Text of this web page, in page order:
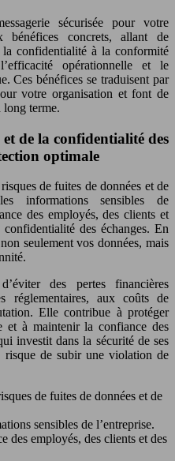
sécurisée pour votre
bénéfices concrets, allant de
confidentialité à la conformité
opérationnelle et le
Ces bénéfices se traduisent par
votre organisation et font de
long terme.
de la confidentialité des
optimale
de fuites de données et de
informations sensibles de
des employés, des clients et
des échanges. En
seulement vos données, mais
des pertes financières
réglementaires, aux coûts de
Elle contribue à protéger
et à maintenir la confiance des
investit dans la sécurité de ses
de subir une violation de
de fuites de données et de
sensibles de l’entreprise.
des employés, des clients et des